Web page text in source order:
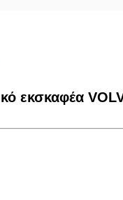
εκσκαφέα